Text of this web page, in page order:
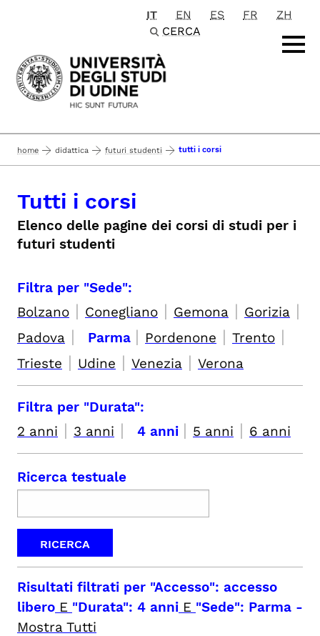
Passa al contenuto principale
IT EN ES FR
ZH
CERCA
home didattica futuri studenti tutti i corsi
Tutti i corsi
Elenco delle pagine dei corsi di studi per i
futuri studenti
Filtra per "Sede":
Bolzano | Conegliano | Gemona | Gorizia |
Padova | Parma | Pordenone | Trento |
Trieste | Udine | Venezia | Verona
Filtra per "Durata":
2 anni | 3 anni | 4 anni | 5 anni | 6 anni
Ricerca testuale
Risultati filtrati per "Accesso": accesso
libero E "Durata": 4 anni E "Sede": Parma -
Mostra Tutti